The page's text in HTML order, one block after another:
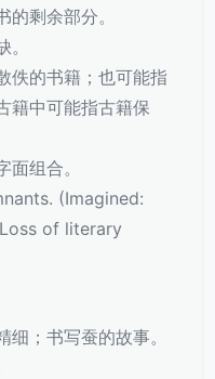
剩余部分。
佚的书籍；也可能指
籍中可能指古籍保
组合。
(Imagined:
of literary
；书写蚕的故事。